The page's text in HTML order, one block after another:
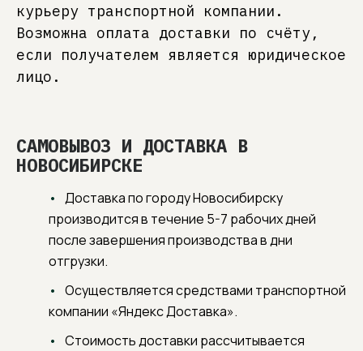
курьеру транспортной компании.
Возможна оплата доставки по счёту,
если получателем является юридическое
лицо.
САМОВЫВОЗ И ДОСТАВКА В
НОВОСИБИРСКЕ
Доставка по городу Новосибирску
производится в течение 5-7 рабочих дней
после завершения производства в дни
отгрузки.
Осуществляется средствами транспортной
компании «Яндекс Доставка».
Стоимость доставки рассчитывается